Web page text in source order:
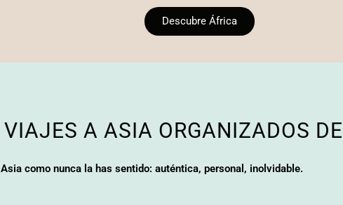
Descubre África
VIAJES A ASIA ORGANIZADOS
Asia como nunca la has sentido: auténtica, personal, inolvidable.